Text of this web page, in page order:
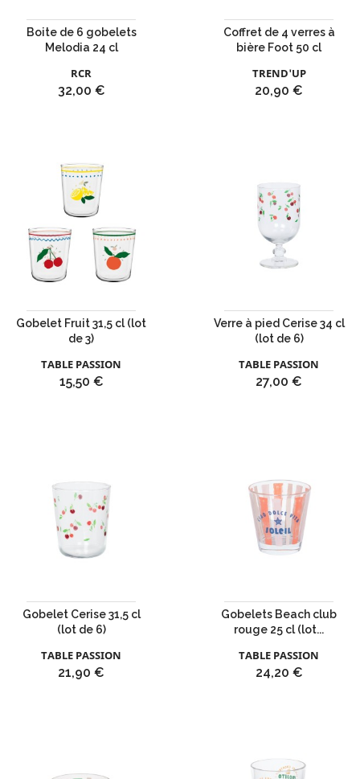
Boite de 6 gobelets
Melodia 24 cl
RCR
Prix
32,00 €
Coffret de 4 verres à
bière Foot 50 cl
TREND'UP
Prix
20,90 €
Gobelet Fruit 31,5 cl (lot
de 3)
TABLE PASSION
Prix
15,50 €
Verre à pied Cerise 34 cl
(lot de 6)
TABLE PASSION
Prix
27,00 €
Gobelet Cerise 31,5 cl
(lot de 6)
TABLE PASSION
Prix
21,90 €
Gobelets Beach club
rouge 25 cl (lot...
TABLE PASSION
Prix
24,20 €